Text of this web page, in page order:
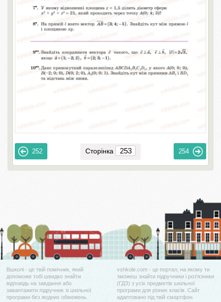
252 Сторінка 254
Вшколі - це твій помічник, який
допоможе тобі швидко знайти
відповідь на завдання або
завантажити підручник зі шкільної
програми без жодних обмежень.
vshkole.com - це портал, на якому ти
зможеш знайти підручники і роз'язники
(ГДЗ) з усіх предметів шкільної
програми для різних класів. Сайт
адаптовано під твій смартфон.